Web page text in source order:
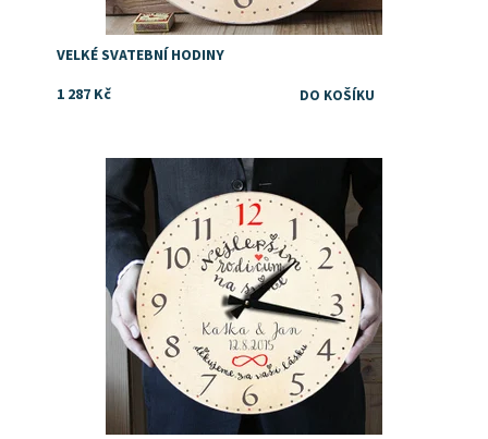
VELKÉ SVATEBNÍ HODINY
1 287 Kč
Dostupnost: Skladem